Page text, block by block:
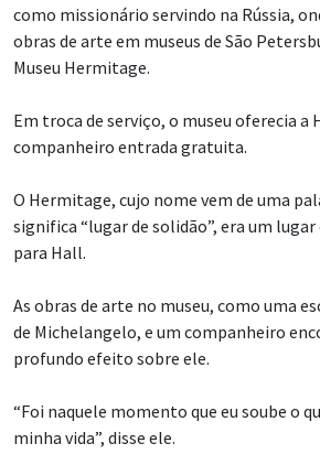
como missionário servindo na Rússia,
obras de arte em museus de São
Museu Hermitage.
Em troca de serviço, o museu oferecia a
companheiro entrada gratuita.
O Hermitage, cujo nome vem de uma
significa “lugar de solidão”, era um
para Hall.
As obras de arte no museu, como uma
de Michelangelo, e um companheiro
profundo efeito sobre ele.
“Foi naquele momento que eu soube o
minha vida”, disse ele.